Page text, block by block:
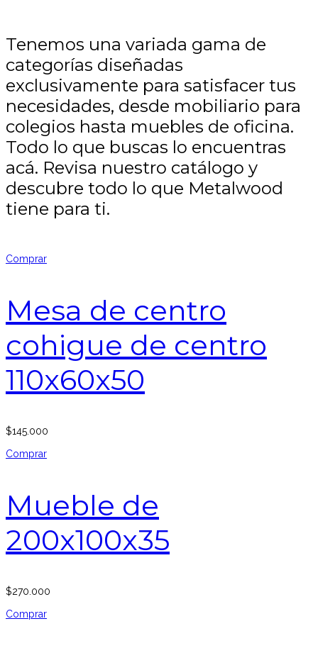
Tenemos una variada gama de
categorías diseñadas
exclusivamente para satisfacer tus
necesidades, desde mobiliario para
colegios hasta muebles de oficina.
Todo lo que buscas lo encuentras
acá. Revisa nuestro catálogo y
descubre todo lo que Metalwood
tiene para ti.
Comprar
Mesa de centro
cohigue de centro
110x60x50
$145.000
Comprar
Mueble de
200x100x35
$270.000
Comprar